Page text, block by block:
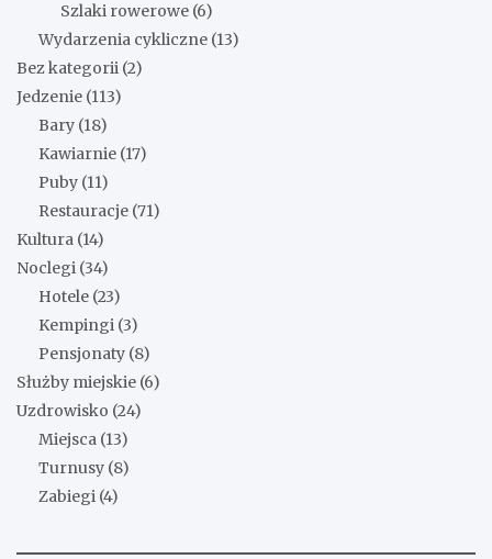
Szlaki rowerowe (6)
Wydarzenia cykliczne (13)
Bez kategorii (2)
Jedzenie (113)
Bary (18)
Kawiarnie (17)
Puby (11)
Restauracje (71)
Kultura (14)
Noclegi (34)
Hotele (23)
Kempingi (3)
Pensjonaty (8)
Służby miejskie (6)
Uzdrowisko (24)
Miejsca (13)
Turnusy (8)
Zabiegi (4)